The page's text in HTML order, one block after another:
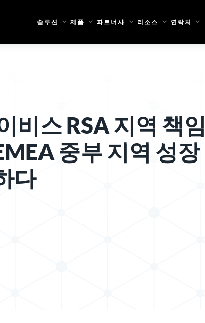
솔루션 제품 파트너사 리소스 연락처
비스 RSA 지역 책임
중부 지역 성장
다